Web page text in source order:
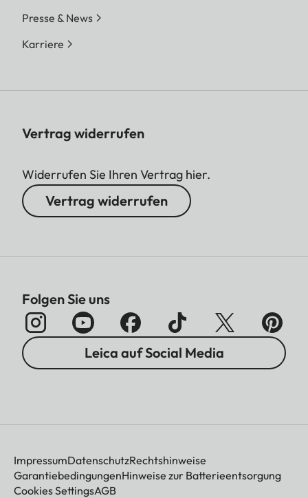
Presse & News
Karriere
Vertrag widerrufen
Widerrufen Sie Ihren Vertrag hier.
Vertrag widerrufen
Folgen Sie uns
Leica auf Social Media
ImpressumDatenschutzRechtshinweise
GarantiebedingungenHinweise zur Batterieentsorgung
Cookies SettingsAGB